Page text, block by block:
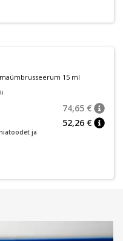
15 ml
)0.00
ja
74,65 €
52,26 €